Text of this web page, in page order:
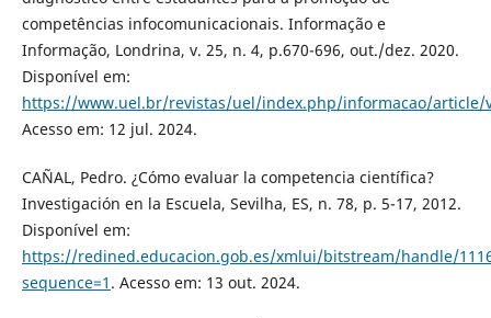
competências infocomunicacionais. Informação e
Informação, Londrina, v. 25, n. 4, p.670-696, out./dez. 2020.
Disponível em:
https://www.uel.br/revistas/uel/index.php/informacao/article/
Acesso em: 12 jul. 2024.
CAÑAL, Pedro. ¿Cómo evaluar la competencia científica?
Investigación en la Escuela, Sevilha, ES, n. 78, p. 5-17, 2012.
Disponível em:
https://redined.educacion.gob.es/xmlui/bitstream/handle/
sequence=1 . Acesso em: 13 out. 2024.